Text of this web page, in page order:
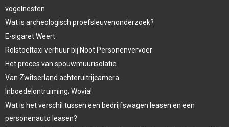
vogelnesten
Wat is archeologisch proefsleuvenonderzoek?
E-sigaret Weert
Rolstoeltaxi verhuur bij Noot Personenvervoer
Het proces van spouwmuurisolatie
Van Zwitserland achteruitrijcamera
Inboedelontruiming; Wovia!
Wat is het verschil tussen een bedrijfswagen leasen en een
personenauto leasen?